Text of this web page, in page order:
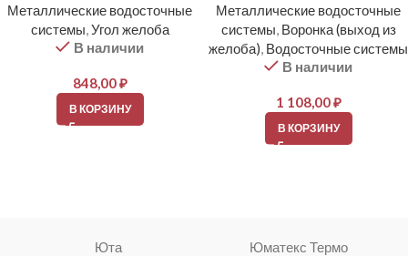
Металлические водосточные
системы,Угол желоба
В наличии
848,00₽
В КОРЗИНУ
Металлические водосточные
системы, Воронка (выход из
желоба), Водосточные системы
В наличии
1 108,00₽
В КОРЗИНУ
Юта Юматекс Термо